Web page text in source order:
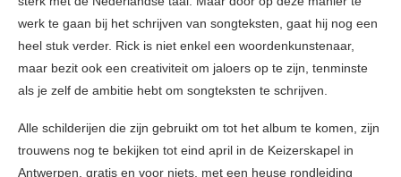
werk te gaan bij het schrijven van songteksten, gaat hij nog een
heel stuk verder. Rick is niet enkel een woordenkunstenaar,
maar bezit ook een creativiteit om jaloers op te zijn, tenminste
als je zelf de ambitie hebt om songteksten te schrijven.
Alle schilderijen die zijn gebruikt om tot het album te komen, zijn
trouwens nog te bekijken tot eind april in de Keizerskapel in
Antwerpen, gratis en voor niets, met een heuse rondleiding